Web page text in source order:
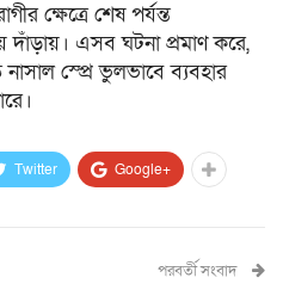
ক্ষেত্রে শেষ পর্যন্ত
দাঁড়ায়। এসব ঘটনা প্রমাণ করে,
স্প্রে ভুলভাবে ব্যবহার
Twitter Google+
পরবর্তী সংবাদ